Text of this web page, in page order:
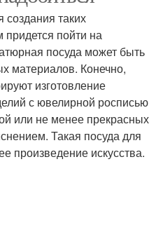
создания таких
придется пойти на
посуда может быть
материалов. Конечно,
изготовление
с ювелирной росписью
или не менее прекрасных
Такая посуда для
произведение искусства.